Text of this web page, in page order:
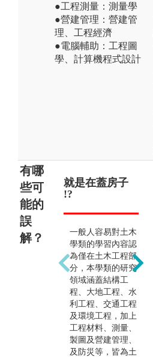
●工程測量：測量學
●營建管理：營建管
理、工程經濟
●電腦輔助：工程圖
學、計算機程式設計
有哪
些可
能的
誤
解？
就是在蓋房子
!?
一般人容易對土木
學類的學習內容認
為僅在土木工程部
分，本學類的研究
領域涵蓋結構工
程、大地工程、水
利工程、交通工程
及環境工程，加上
工程材料、測量、
製圖及營建管理、
及防災等，皆為土